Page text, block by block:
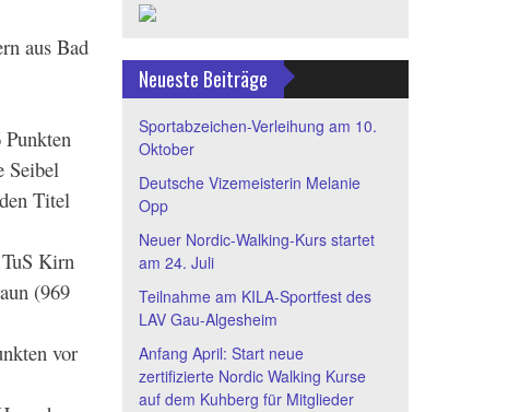
aus Bad
Seibel
Titel
Kirn
(969
vor
Neueste Beiträge
Sportabzeichen-Verleihung am 10.
Oktober
Deutsche Vizemeisterin Melanie
Opp
Neuer Nordic-Walking-Kurs startet
am 24. Juli
Teilnahme am KILA-Sportfest des
LAV Gau-Algesheim
Anfang April: Start neue
zertifizierte Nordic Walking Kurse
auf dem Kuhberg für Mitglieder